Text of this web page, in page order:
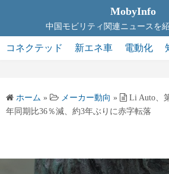
テ
ン
ス
キ
MobyInfo
中国モビリティ関連ニュースを
コネクテッド 新エネ車 電動化
ホーム » メーカー動向 »
Li Auto、
年同期比36％減、約3年ぶりに赤字転落